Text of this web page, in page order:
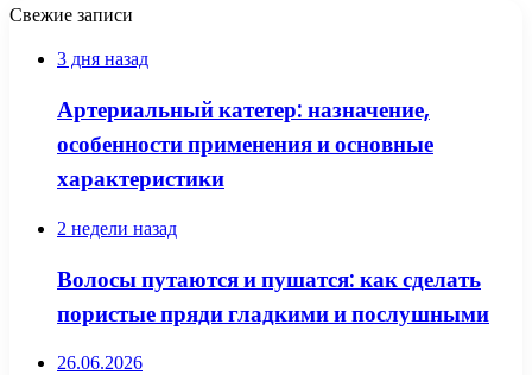
Свежие записи
3 дня назад
Артериальный катетер: назначение,
особенности применения и основные
характеристики
2 недели назад
Волосы путаются и пушатся: как сделать
пористые пряди гладкими и послушными
26.06.2026